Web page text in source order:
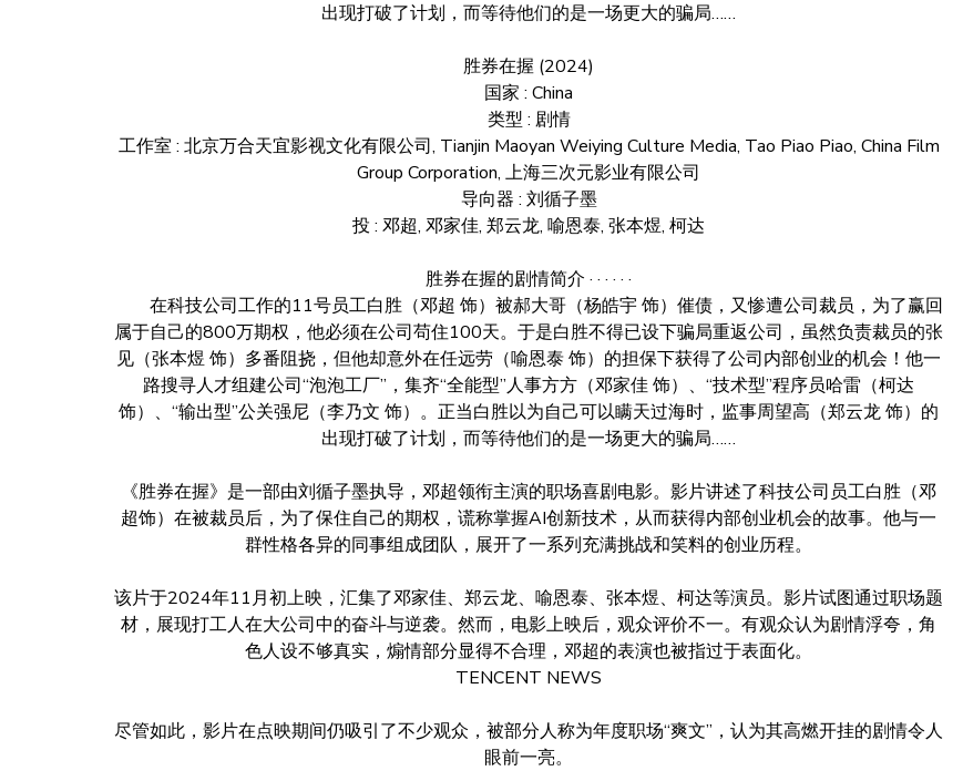
出现打破了计划，而等待他们的是一场更大的骗局……
胜券在握 (2024)
国家 : China
类型 : 剧情
工作室 : 北京万合天宜影视文化有限公司, Tianjin Maoyan Weiying Culture Media, Tao Piao Piao, China Film
Group Corporation, 上海三次元影业有限公司
导向器 : 刘循子墨
投 : 邓超, 邓家佳, 郑云龙, 喻恩泰, 张本煜, 柯达
胜券在握的剧情简介 · · · · · ·
在科技公司工作的11号员工白胜（邓超 饰）被郝大哥（杨皓宇 饰）催债，又惨遭公司裁员，为了赢回
属于自己的800万期权，他必须在公司苟住100天。于是白胜不得已设下骗局重返公司，虽然负责裁员的张
见（张本煜 饰）多番阻挠，但他却意外在任远劳（喻恩泰 饰）的担保下获得了公司内部创业的机会！他一
路搜寻人才组建公司“泡泡工厂”，集齐“全能型”人事方方（邓家佳 饰）、“技术型”程序员哈雷（柯达
饰）、“输出型”公关强尼（李乃文 饰）。正当白胜以为自己可以瞒天过海时，监事周望高（郑云龙 饰）的
出现打破了计划，而等待他们的是一场更大的骗局……
《胜券在握》是一部由刘循子墨执导，邓超领衔主演的职场喜剧电影。影片讲述了科技公司员工白胜（邓
超饰）在被裁员后，为了保住自己的期权，谎称掌握AI创新技术，从而获得内部创业机会的故事。他与一
群性格各异的同事组成团队，展开了一系列充满挑战和笑料的创业历程。
该片于2024年11月初上映，汇集了邓家佳、郑云龙、喻恩泰、张本煜、柯达等演员。影片试图通过职场题
材，展现打工人在大公司中的奋斗与逆袭。然而，电影上映后，观众评价不一。有观众认为剧情浮夸，角
色人设不够真实，煽情部分显得不合理，邓超的表演也被指过于表面化。
TENCENT NEWS
尽管如此，影片在点映期间仍吸引了不少观众，被部分人称为年度职场“爽文”，认为其高燃开挂的剧情令人
眼前一亮。